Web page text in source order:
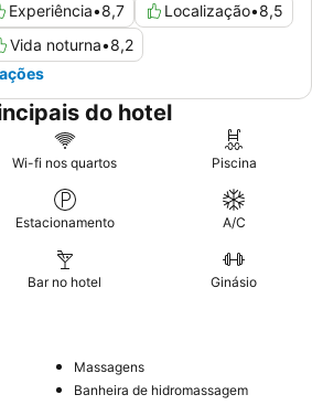
Experiência•8,7 Localização•8,5
Vida noturna•8,2
do hotel
Wi-fi nos quartos Piscina
Estacionamento A/C
Bar no hotel Ginásio
Massagens
Banheira de hidromassagem